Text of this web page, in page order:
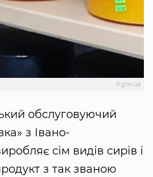
if.gov.ua
обслуговуючий
з Івано-
сім видів сирів і
з так званою